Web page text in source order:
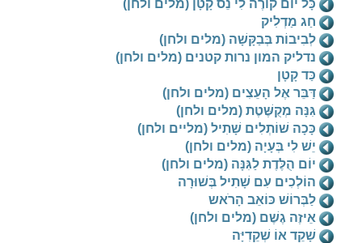
כָּל יוֹם קוֹרֶה לִי נֵס קָטָן (מלים ולחן)
חַג מַדְלִיק
לְבִיבוֹת בְּבַקָּשָׁה (מלים ולחן)
נדליק המון נרות קטנים (מלים ולחן)
כַּד קָטָן
דַּבֵּר אֶל הָעֵצִים (מלים ולחן)
גִּנָּה מְקֻשֶּׁטֶת (מלים ולחן)
כָּכָה שׁוֹתְלִים שָׁתִיל (מליים ולחן)
יֵשׁ לִי בְּעָיָה (מלים ולחן)
יוֹם הֻלֶּדֶת לַגִּנָּה (מלים ולחן)
הוֹלְכִים עִם שָׁתִיל בְּשׁוּרָה
לַבְּרוֹשׁ כּוֹאֵב הָרֹאש
אֵיזֶה גֶשֶׁם (מלים ולחן)
שָׁקֵד אוֹ שְׁקֵדִיָּה